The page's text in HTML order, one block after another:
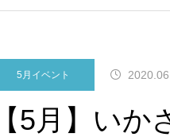
5月イベント
【5月】い